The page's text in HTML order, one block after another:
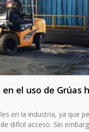
el uso de Grúas
en la industria, ya que
difícil acceso. Sin